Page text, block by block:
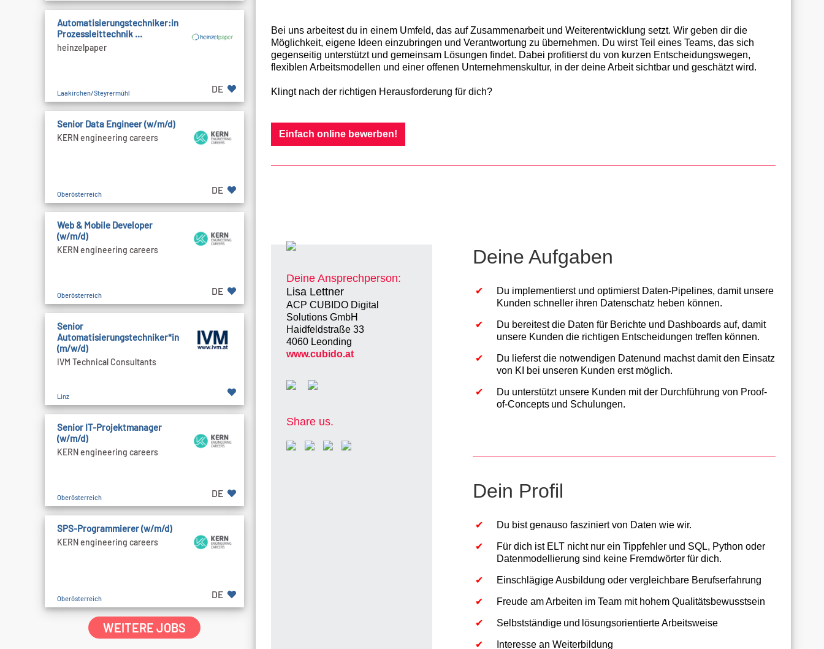
Bei uns arbeitest du in einem Umfeld, das auf Zusammenarbeit und Weiterentwicklung setzt. Wir geben dir die
Möglichkeit, eigene Ideen einzubringen und Verantwortung zu übernehmen. Du wirst Teil eines Teams, das sich
gegenseitig unterstützt und gemeinsam Lösungen findet. Dabei profitierst du von kurzen Entscheidungswegen,
flexiblen Arbeitsmodellen und einer offenen Unternehmenskultur, in der deine Arbeit sichtbar und geschätzt wird.
Klingt nach der richtigen Herausforderung für dich?
Einfach online bewerben!
Deine Ansprechperson:
Lisa Lettner
ACP CUBIDO Digital
Solutions GmbH
Haidfeldstraße 33
4060 Leonding
www.cubido.at
Share us.
Deine Aufgaben
Du implementierst und optimierst Daten-Pipelines, damit unsere
Kunden schneller ihren Datenschatz heben können.
Du bereitest die Daten für Berichte und Dashboards auf, damit
unsere Kunden die richtigen Entscheidungen treffen können.
Du lieferst die notwendigen Datenund machst damit den Einsatz
von KI bei unseren Kunden erst möglich.
Du unterstützt unsere Kunden mit der Durchführung von Proof-
of-Concepts und Schulungen.
Dein Profil
Du bist genauso fasziniert von Daten wie wir.
Für dich ist ELT nicht nur ein Tippfehler und SQL, Python oder
Datenmodellierung sind keine Fremdwörter für dich.
Einschlägige Ausbildung oder vergleichbare Berufserfahrung
Freude am Arbeiten im Team mit hohem Qualitätsbewusstsein
Selbstständige und lösungsorientierte Arbeitsweise
Interesse an Weiterbildung
Automatisierungstechniker:in
Prozessleittechnik ...
heinzelpaper
Laakirchen/Steyrermühl DE
Senior Data Engineer (w/m/d)
KERN engineering careers
Oberösterreich DE
Web & Mobile Developer
(w/m/d)
KERN engineering careers
Oberösterreich DE
Senior
Automatisierungstechniker*in
(m/w/d)
IVM Technical Consultants
Linz
Senior IT-Projektmanager
(w/m/d)
KERN engineering careers
Oberösterreich DE
SPS-Programmierer (w/m/d)
KERN engineering careers
Oberösterreich DE
WEITERE JOBS